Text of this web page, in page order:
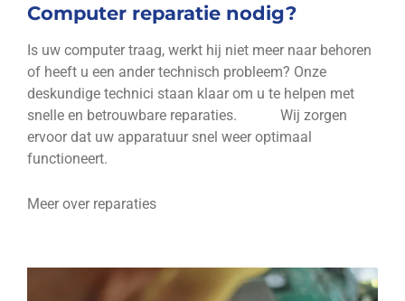
Computer reparatie nodig?
Is uw computer traag, werkt hij niet meer naar behoren
of heeft u een ander technisch probleem? Onze
deskundige technici staan klaar om u te helpen met
snelle en betrouwbare reparaties. Wij zorgen
ervoor dat uw apparatuur snel weer optimaal
functioneert.
Meer over reparaties